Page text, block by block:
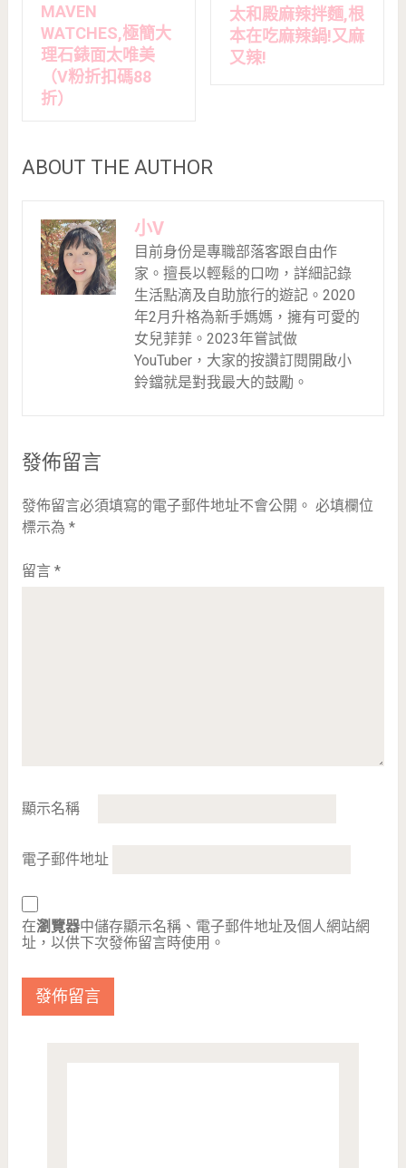
MAVEN
WATCHES,極簡大
理石錶面太唯美
（V粉折扣碼88
折）
太和殿麻辣拌麵,根
本在吃麻辣鍋!又麻
又辣!
ABOUT THE AUTHOR
小V
目前身份是專職部落客跟自由作
家。擅長以輕鬆的口吻，詳細記錄
生活點滴及自助旅行的遊記。2020
年2月升格為新手媽媽，擁有可愛的
女兒菲菲。2023年嘗試做
YouTuber，大家的按讚訂閱開啟小
鈴鐺就是對我最大的鼓勵。
發佈留言
發佈留言必須填寫的電子郵件地址不會公開。 必填欄位
標示為 *
留言 *
顯示名稱
電子郵件地址
在瀏覽器中儲存顯示名稱、電子郵件地址及個人網站網
址，以供下次發佈留言時使用。